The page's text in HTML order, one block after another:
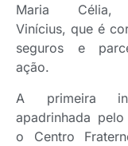
Maria Célia,
Vinícius, que é
seguros e
ação.
A primeira
apadrinhada
o Centro